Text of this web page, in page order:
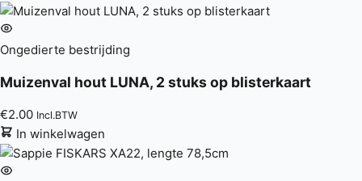
Ongedierte bestrijding
Muizenval hout LUNA, 2 stuks op blisterkaart
€2.00 Incl.BTW
In winkelwagen